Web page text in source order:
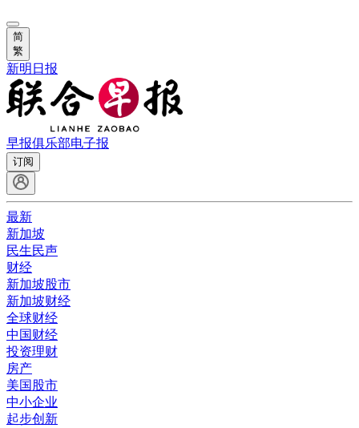
简
繁
新明日报
早报俱乐部电子报
订阅
最新
新加坡
民生民声
财经
新加坡股市
新加坡财经
全球财经
中国财经
投资理财
房产
美国股市
中小企业
起步创新